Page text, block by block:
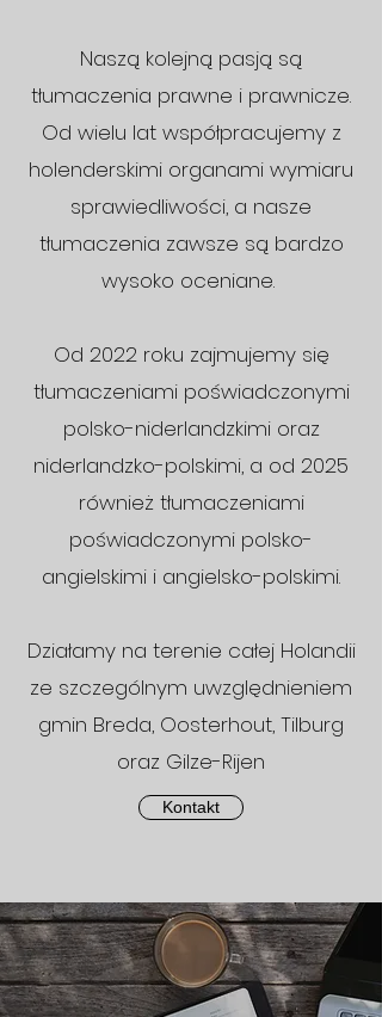
Naszą kolejną pasją są
tłumaczenia prawne i prawnicze.
Od wielu lat współpracujemy z
holenderskimi organami wymiaru
sprawiedliwości, a nasze
tłumaczenia zawsze są bardzo
wysoko oceniane.
Od 2022 roku zajmujemy się
tłumaczeniami poświadczonymi
polsko-niderlandzkimi oraz
niderlandzko-polskimi, a od 2025
również tłumaczeniami
poświadczonymi polsko-
angielskimi i angielsko-polskimi.
Działamy na terenie całej Holandii
ze szczególnym uwzględnieniem
gmin Breda, Oosterhout, Tilburg
oraz Gilze-Rijen
Kontakt